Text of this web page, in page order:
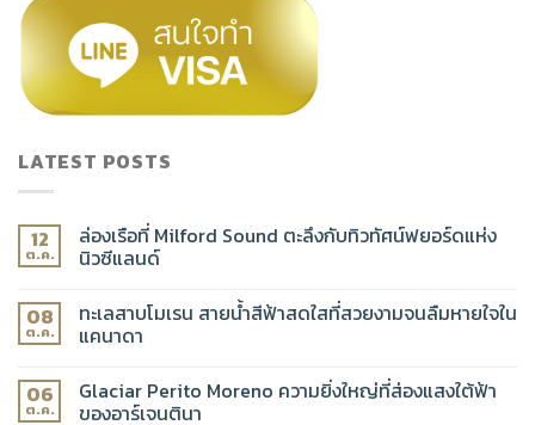
LATEST POSTS
12
ต.ค.
ล่องเรือที่ Milford Sound ตะลึงกับทิวทัศน์ฟยอร์ดแห่ง
นิวซีแลนด์
08
ต.ค.
ทะเลสาบโมเรน สายน้ำสีฟ้าสดใสที่สวยงามจนลืมหายใจใน
แคนาดา
06
ต.ค.
Glaciar Perito Moreno ความยิ่งใหญ่ที่ส่องแสงใต้ฟ้า
ของอาร์เจนตินา